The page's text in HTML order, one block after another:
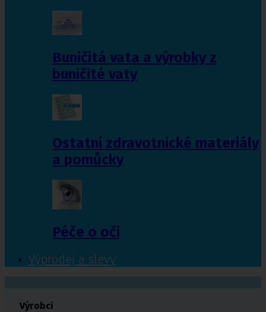
Buničitá vata a výrobky z
buničité vaty
Ostatní zdravotnické materiály
a pomůcky
Péče o oči
Výprodej a slevy
Výrobci